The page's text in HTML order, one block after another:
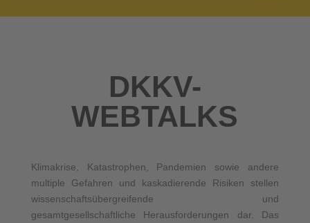
DKKV-
WEBTALKS
Klimakrise, Katastrophen, Pandemien sowie andere
multiple Gefahren und kaskadierende Risiken stellen
wissenschaftsübergreifende und
gesamtgesellschaftliche Herausforderungen dar. Das